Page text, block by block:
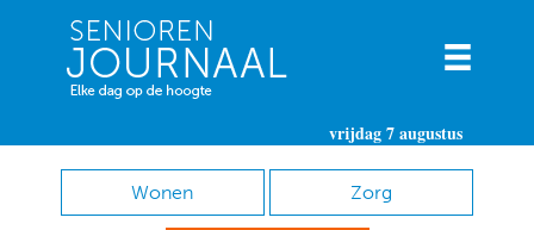
vrijdag 7 augustus
Wonen Zorg